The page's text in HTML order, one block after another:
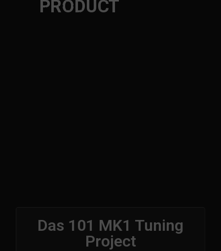
PRODUCT
Das 101 MK1 Tuning
Project